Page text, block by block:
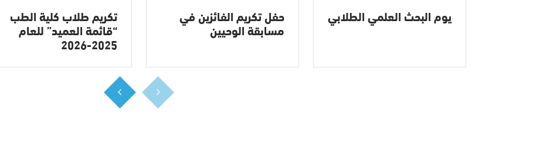
يوم البحث العلمي الطلابي حفل تكريم الفائزين في
مسابقة الوحيين
تكريم طلاب كلية الطب
“قائمة العميد” للعام
2025-2026